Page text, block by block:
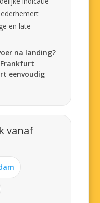
en late
na landing?
eenvoudig
vanaf